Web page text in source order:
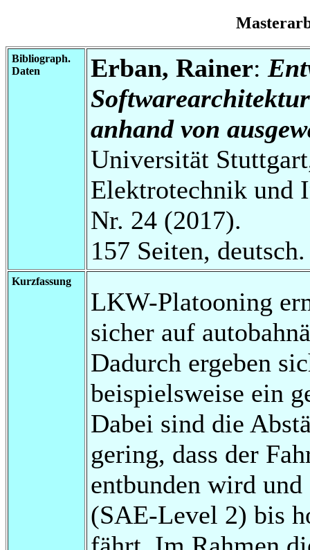
Bibliograph.
Daten
Erban, Rainer:
anhand von
Universität
Elektrotechnik und
Nr. 24 (2017).
157 Seiten, deutsch.
Kurzfassung
LKW-Platooning
sicher auf
Dadurch ergeben
beispielsweise ein
Dabei sind die
gering, dass der
entbunden wird
(SAE-Level 2) bis